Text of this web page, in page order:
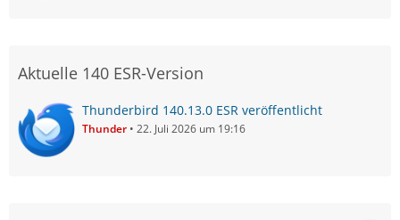
Aktuelle 140 ESR-Version
Thunderbird 140.13.0 ESR veröffentlicht
Thunder 22. Juli 2026 um 19:16